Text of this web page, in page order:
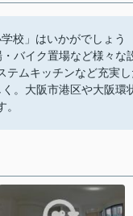
校」はいかがでしょう
バイク置場など様々な
テムキッチンなど充実し
。大阪市港区や大阪環